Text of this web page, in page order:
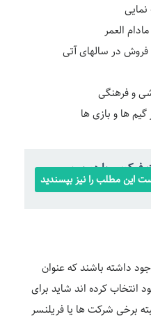
فوکوس با دوربین
این مطلب را نیز بپسندید
داشته باشند که عنوان
کرده اند شاید برای
برخی شرکت ها یا فریلنسر